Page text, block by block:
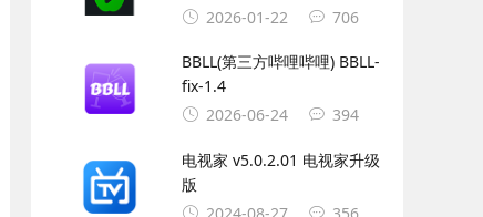
2026-01-22
706
BBLL(第三方哔哩哔哩) BBLL-
fix-1.4
2026-06-24
394
电视家 v5.0.2.01 电视家升级
版